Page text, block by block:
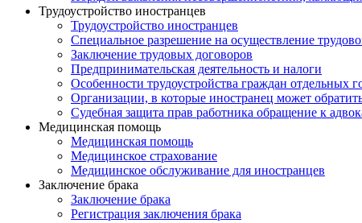
Трудоустройство иностранцев
Трудоустройство иностранцев
Специальное разрешение на осуществление
Заключение трудовых договоров
Предпринимательская деятельность и налоги
Особенности трудоустройства граждан отдельных
Организации, в которые иностранец может
Судебная защита прав работника обращение к
Медицинская помощь
Медицинская помощь
Медицинское страхование
Медицинское обслуживание для иностранцев
Заключение брака
Заключение брака
Регистрация заключения брака